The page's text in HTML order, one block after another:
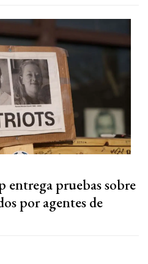
entrega pruebas sobre
por agentes de